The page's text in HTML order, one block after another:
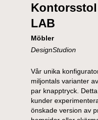
LAB
Möbler
DesignStudion
Vår unika
miljontals varianter
par knapptryck.
kunder
önskade version av